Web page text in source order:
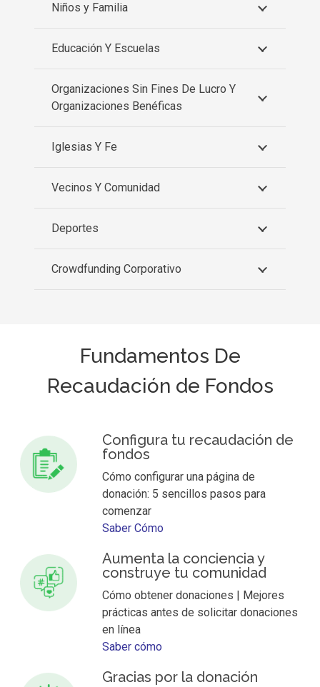
Niños y Familia
Educación Y Escuelas
Organizaciones Sin Fines De Lucro Y
Organizaciones Benéficas
Iglesias Y Fe
Vecinos Y Comunidad
Deportes
Crowdfunding Corporativo
Fundamentos De
Recaudación de Fondos
Configura tu recaudación de
fondos
Cómo configurar una página de
donación: 5 sencillos pasos para
comenzar
Saber Cómo
Aumenta la conciencia y
construye tu comunidad
Cómo obtener donaciones | Mejores
prácticas antes de solicitar donaciones
en línea
Saber cómo
Gracias por la donación